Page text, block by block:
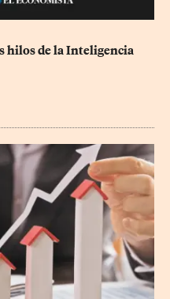
hilos de la Inteligencia